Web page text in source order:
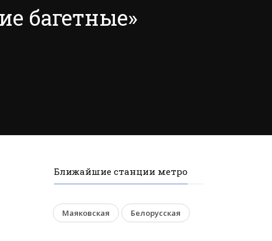
багетные»
Ближайшие станции метро
Маяковская Белорусская